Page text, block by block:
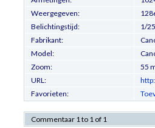
Weergegeven:
Belichtingstijd:
1/
Fabrikant:
Model:
Zoom:
55
URL:
Favorieten:
Commentaar 1 to 1 of 1